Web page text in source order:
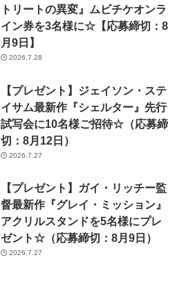
トリートの異変』ムビチケオンラ
イン券を3名様に☆【応募締切：8
月9日】
2026.7.28
【プレゼント】ジェイソン・ステ
イサム最新作『シェルター』先行
試写会に10名様ご招待☆（応募締
切：8月12日）
2026.7.27
【プレゼント】ガイ・リッチー監
督最新作『グレイ・ミッション』
アクリルスタンドを5名様にプレ
ゼント☆（応募締切：8月9日）
2026.7.27